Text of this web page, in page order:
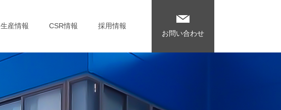
生産情報 CSR情報
採用情報
お問い合わせ